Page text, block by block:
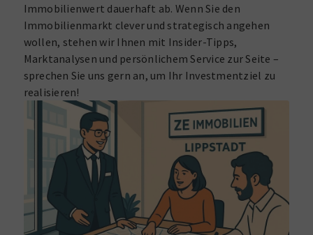
Immobilienwert dauerhaft ab. Wenn Sie den
Immobilienmarkt clever und strategisch angehen
wollen, stehen wir Ihnen mit Insider-Tipps,
Marktanalysen und persönlichem Service zur Seite –
sprechen Sie uns gern an, um Ihr Investmentziel zu
realisieren!